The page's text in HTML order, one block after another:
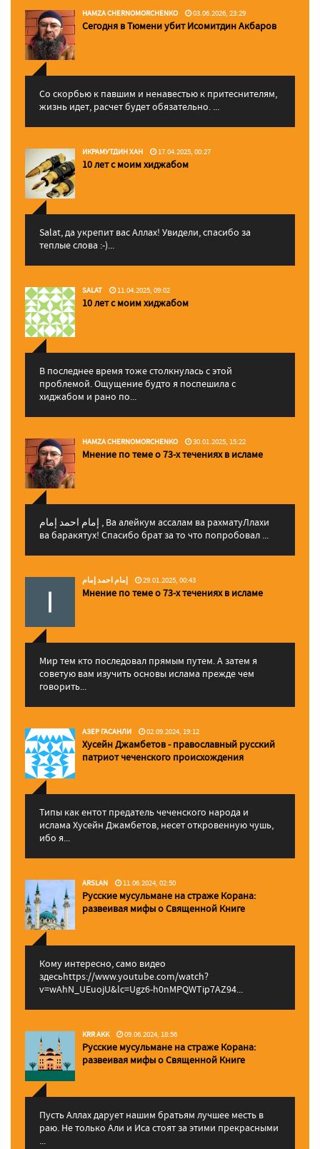
HAMZA CHERNOMORCHENKO 03.06.2026, 23:29
Сегодня в Тюмени убит Исомитдин Акбаров
Со скорбью к павшим и ненавестью к притеснителям,
жизнь идет, расчет будет обязательно. ...
ИКРАМУТДИН ХАН 17.04.2025, 00:27
10 лет с моим хиджабом
Salat, да укрепит вас Аллаx! Увидели, спасибо за
теплые слова :-)...
SALAT 11.04.2025, 09:02
10 лет с моим хиджабом
В последнее время тоже столкнулась с этой
проблемой. Ощущение будто я поспешила с
хиджабом и рано по...
HAMZA CHERNOMORCHENKO 30.01.2025, 15:22
Мнение по теме о 73-х течениях в исламе
إمام احمد إمام , Ва алейкум ассалам ва рахматуЛлахи
ва баракятух! Спасибо брат за то что попробовал ...
إمام احمد إمام 29.01.2025, 00:43
Мнение по теме о 73-х течениях в исламе
Мир тем кто последовал прямым путем. А затем я
советую вам изучить основы ислама прежде чем
говорить...
АЗЕР ГАСАНЛИ 02.09.2024, 19:12
Хусейн Джамбетов - православный русский
патриот чеченского происхождения
Типы как ентот предатель чеченского народа и
ислама Хусейн Джамбетов, несет откровенную чушь,
ибо я...
ARSLAN 11.06.2024, 02:50
Русские мусульмане на страже Корана:
pазвеивая мифы о Священной Книге
Кому интересно, само видео
здесьhttps://www.youtube.com/watch?
v=wAhN_UEuojU&lc=Ugz6-h0nMPQWTip7AZ94...
KRR AKK 09.06.2024, 18:56
Русские мусульмане на страже Корана:
pазвеивая мифы о Священной Книге
Пусть Аллах дарует нашим братьям лучшее месть в
раю. Не только Али и Иса стоят за этими прекрасными
...